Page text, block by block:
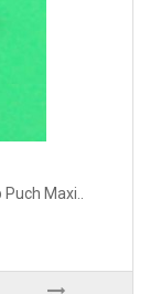
Maxi..